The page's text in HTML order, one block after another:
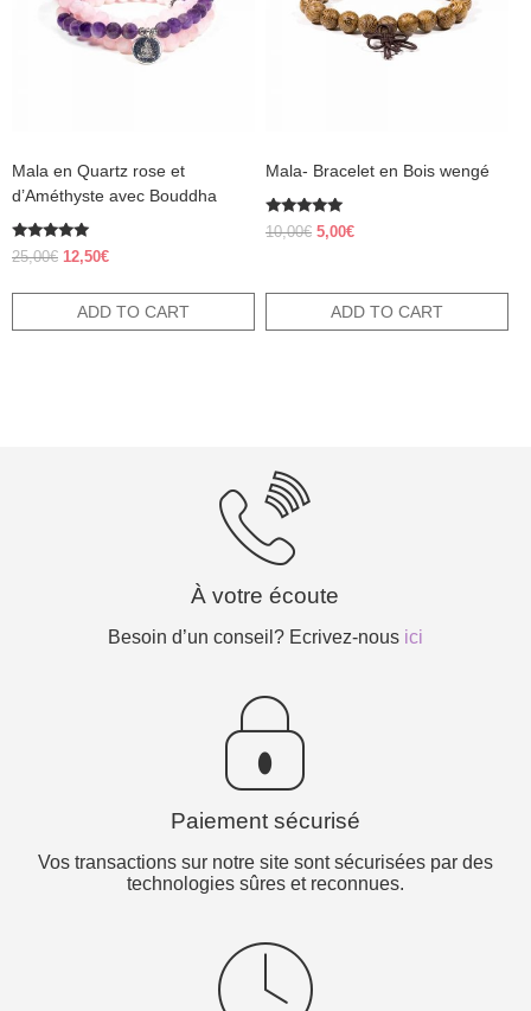
Mala en Quartz rose et
d’Améthyste avec Bouddha
Rated
5.00
25,00€ Original
25,00€.
12,50€Current
12,50€.
ADD TO CART
Mala- Bracelet en Bois wengé
Rated
5.00
10,00€ Original
10,00€.
5,00€Current
5,00€.
ADD TO CART
À votre écoute
Besoin d’un conseil? Ecrivez-nous ici
Paiement sécurisé
Vos transactions sur notre site sont sécurisées par des
technologies sûres et reconnues.